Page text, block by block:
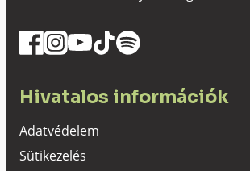
Hivatalos információk
Adatvédelem
Sütikezelés